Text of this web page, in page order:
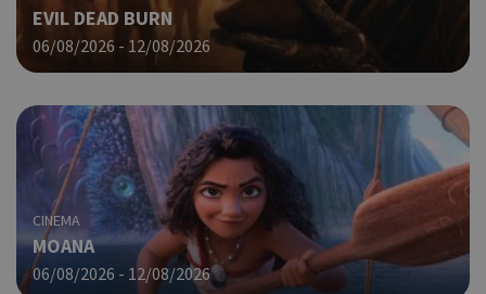
EVIL DEAD BURN
06/08/2026 - 12/08/2026
CINEMA
MOANA
06/08/2026 - 12/08/2026